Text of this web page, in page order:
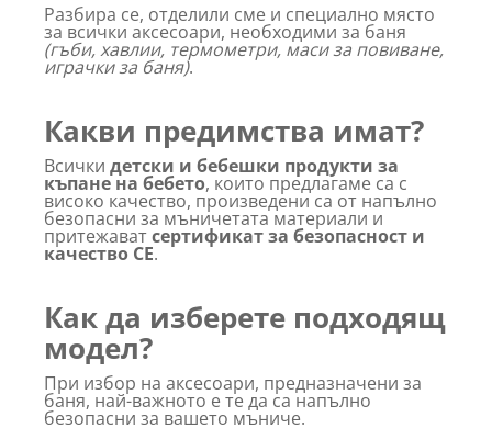
Разбира се, отделили сме и специално място
за всички аксесоари, необходими за баня
(гъби, хавлии, термометри, маси за повиване,
играчки за баня).
Какви предимства имат?
Всички детски и бебешки продукти за
къпане на бебето, които предлагаме са с
високо качество, произведени са от напълно
безопасни за мъничетата материали и
притежаватсертификат за безопасност и
качество СЕ.
Как да изберете подходящ
модел?
При избор на аксесоари, предназначени за
баня, най-важното е те да са напълно
безопасни за вашето мъниче.